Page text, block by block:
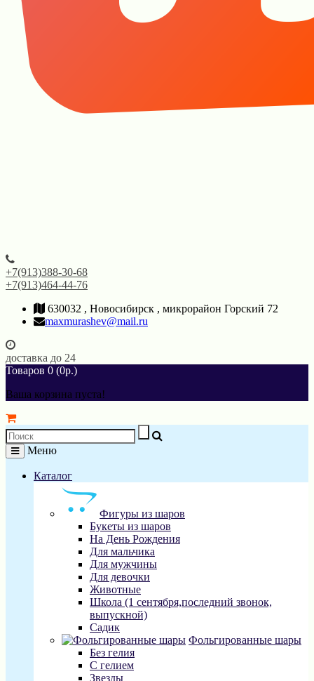
+7(913)388-30-68
+7(913)464-44-76
630032 , Новосибирск , микрорайон Горский 72
maxmurashev@mail.ru
доставка до 24
Товаров 0 (0р.)
Ваша корзина пуста!
Меню
Каталог
Фигуры из шаров
Букеты из шаров
На День Рождения
Для мальчика
Для мужчины
Для девочки
Животные
Школа (1 сентября,последний звонок,
выпускной)
Садик
Фольгированные шары
Без гелия
С гелием
Звезды